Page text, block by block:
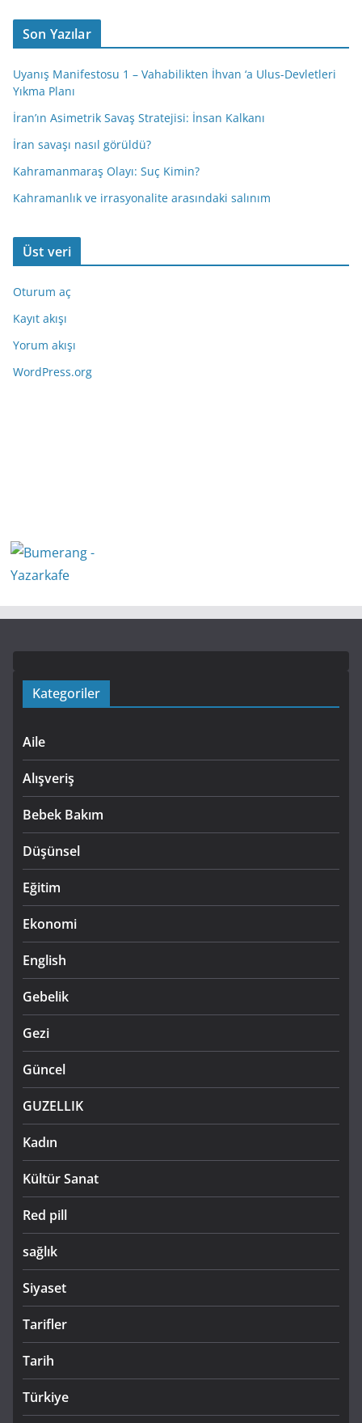
Son Yazılar
Uyanış Manifestosu 1 – Vahabilikten İhvan ‘a Ulus-Devletleri
Yıkma Planı
İran’ın Asimetrik Savaş Stratejisi: İnsan Kalkanı
İran savaşı nasıl görüldü?
Kahramanmaraş Olayı: Suç Kimin?
Kahramanlık ve irrasyonalite arasındaki salınım
Üst veri
Oturum aç
Kayıt akışı
Yorum akışı
WordPress.org
Kategoriler
Aile
Alışveriş
Bebek Bakım
Düşünsel
Eğitim
Ekonomi
English
Gebelik
Gezi
Güncel
GUZELLIK
Kadın
Kültür Sanat
Red pill
sağlık
Siyaset
Tarifler
Tarih
Türkiye